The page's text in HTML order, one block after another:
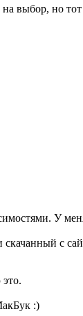
выбор, но
У
с
:)